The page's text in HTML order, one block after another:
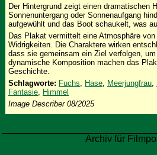
Der Hintergrund zeigt einen dramatischen
Sonnenuntergang oder Sonnenaufgang
aufgewühlt und das Boot schaukelt, was
Das Plakat vermittelt eine Atmosphäre
Widrigkeiten. Die Charaktere wirken
dass sie gemeinsam ein Ziel verfolgen,
dynamische Komposition machen das
Geschichte.
Schlagworte: Fuchs, Hase, Meerjungfrau,
Fantasie, Himmel
Image Describer 08/2025
Archiv für